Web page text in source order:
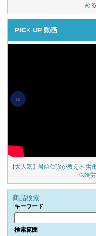
め
PICK UP 動画
【大人気】岩﨑仁弥が教える
保険
«
商品検索
キーワード
検索範囲